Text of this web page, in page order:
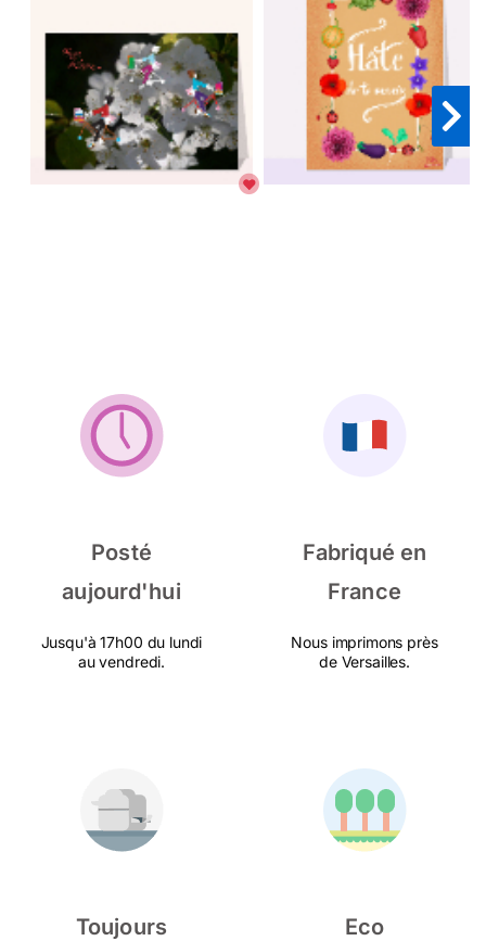
Posté
aujourd'hui
Jusqu'à 17h00 du lundi
au vendredi.
Fabriqué en
France
Nous imprimons près
de Versailles.
Toujours
Eco